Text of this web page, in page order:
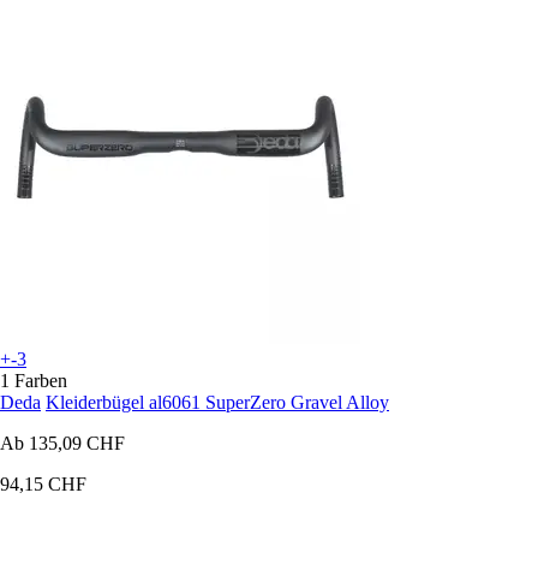
+-3
1 Farben
Deda Kleiderbügel al6061 SuperZero Gravel Alloy
Ab 135,09 CHF
94,15 CHF